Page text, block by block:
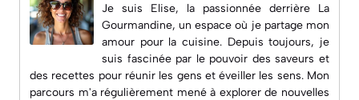
Je suis Elise, la passionnée derrière La
Gourmandine, un espace où je partage mon
amour pour la cuisine. Depuis toujours, je
suis fascinée par le pouvoir des saveurs et
des recettes pour réunir les gens et éveiller les sens. Mon
parcours m'a régulièrement mené à explorer de nouvelles